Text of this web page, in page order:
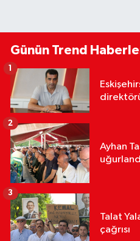
Günün Trend
1
Ayhan
2
Talat
çağrısı
3